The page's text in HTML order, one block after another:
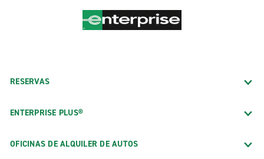
RESERVAS
ENTERPRISE PLUS®
OFICINAS DE ALQUILER DE AUTOS